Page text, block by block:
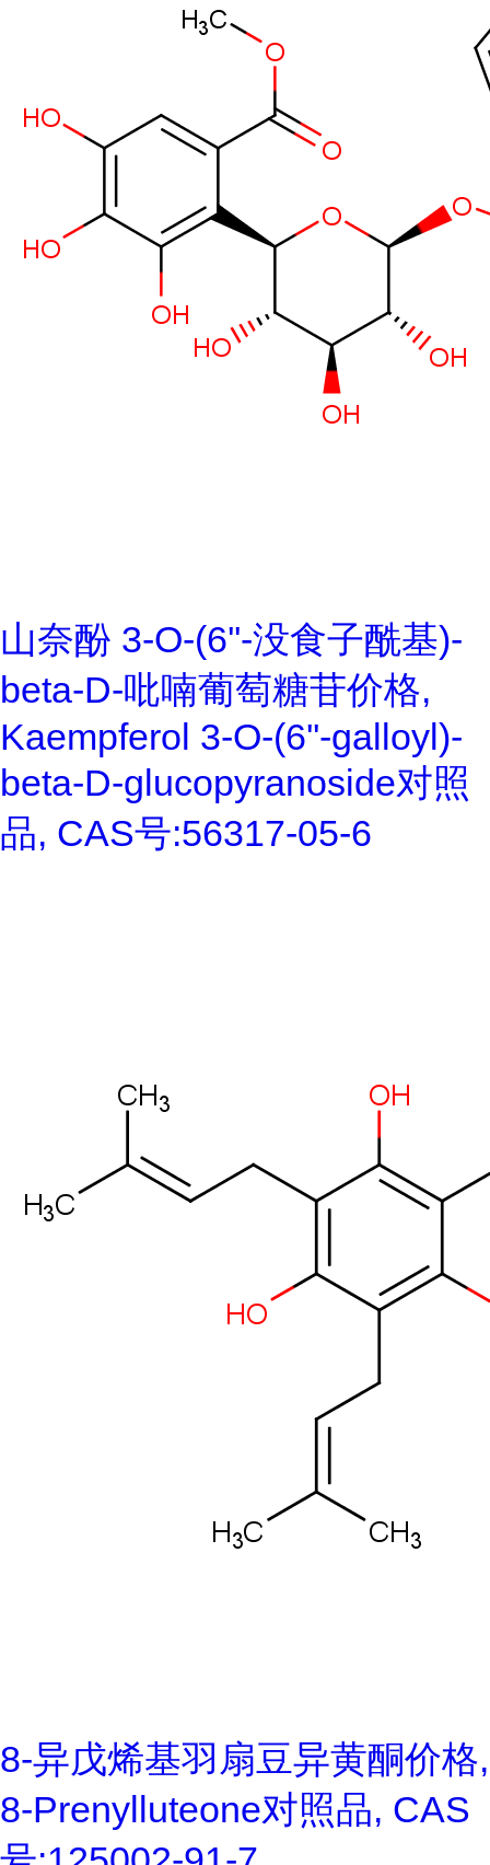
山奈酚 3-O-(6''-没食子酰基)-
beta-D-吡喃葡萄糖苷价格,
Kaempferol 3-O-(6''-galloyl)-
beta-D-glucopyranoside对照
品, CAS号:56317-05-6
8-异戊烯基羽扇豆异黄酮价格,
8-Prenylluteone对照品, CAS